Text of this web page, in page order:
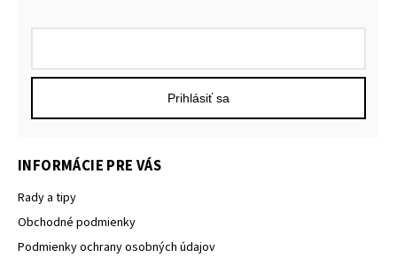
Prihlásiť sa
INFORMÁCIE PRE VÁS
Rady a tipy
Obchodné podmienky
Podmienky ochrany osobných údajov